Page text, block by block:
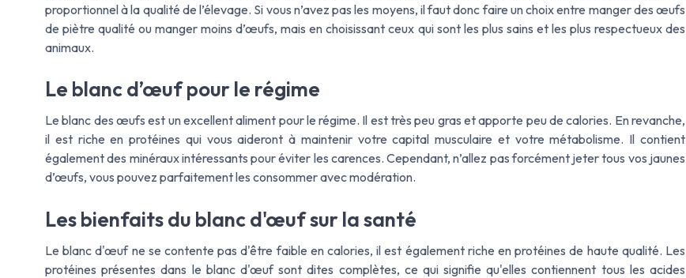
proportionnel à la qualité de l’élevage. Si vous n’avez pas les moyens, il faut donc faire un choix entre manger des œufs
de piètre qualité ou manger moins d’œufs, mais en choisissant ceux qui sont les plus sains et les plus respectueux des
animaux.
Le blanc d’œuf pour le régime
Le blanc des œufs est un excellent aliment pour le régime. Il est très peu gras et apporte peu de calories. En revanche,
il est riche en protéines qui vous aideront à maintenir votre capital musculaire et votre métabolisme. Il contient
également des minéraux intéressants pour éviter les carences. Cependant, n’allez pas forcément jeter tous vos jaunes
d’œufs, vous pouvez parfaitement les consommer avec modération.
Les bienfaits du blanc d'œuf sur la santé
Le blanc d'œuf ne se contente pas d'être faible en calories, il est également riche en protéines de haute qualité. Les
protéines présentes dans le blanc d'œuf sont dites complètes, ce qui signifie qu'elles contiennent tous les acides